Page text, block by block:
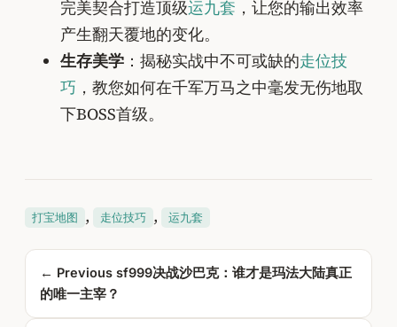
完美契合打造顶级运九套 ，让您的输出效率
产生翻天覆地的变化。
生存美学 ：揭秘实战中不可或缺的走位技
巧 ，教您如何在千军万马之中毫发无伤地取
下BOSS首级。
打宝地图 , 走位技巧 , 运九套
← Previous sf999决战沙巴克：谁才是玛法大陆真正
的唯一主宰？